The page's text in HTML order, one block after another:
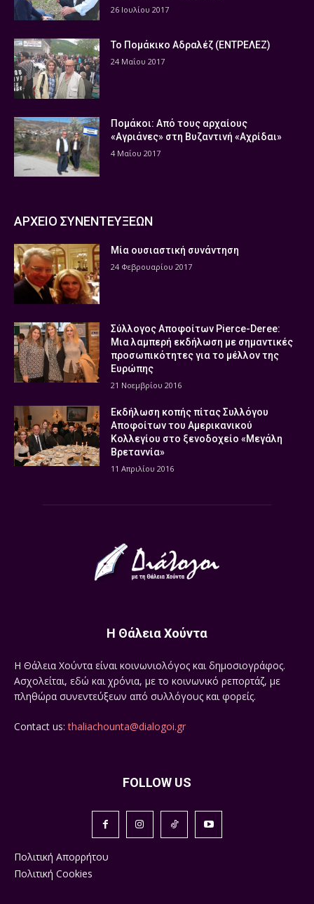
26 Ιουλίου 2017
Το Πομάκικο Αδραλέζ (ΕΝΤΡΕΛΕΖ)
24 Μαΐου 2017
Πομάκοι: Από τους αρχαίους
«Αγριάνες» στη Βυζαντινή «Αχρίδαι»
4 Μαΐου 2017
ΑΡΧΕΙΟ ΣΥΝΕΝΤΕΥΞΕΩΝ
Μία ουσιαστική συνάντηση
24 Φεβρουαρίου 2017
Σύλλογος Αποφοίτων Pierce-Deree:
Μια λαμπερή εκδήλωση με σημαντικές
προσωπικότητες για το μέλλον της
Ευρώπης
21 Νοεμβρίου 2016
Εκδήλωση κοπής πίτας Συλλόγου
Αποφοίτων του Αμερικανικού
Κολλεγίου στο ξενοδοχείο «Μεγάλη
Βρεταννία»
11 Απριλίου 2016
Η Θάλεια Χούντα
Η Θάλεια Χούντα είναι κοινωνιολόγος και δημοσιογράφος.
Ασχολείται, εδώ και χρόνια, με το κοινωνικό ρεπορτάζ, με
πληθώρα συνεντεύξεων από συλλόγους και φορείς.
Contact us:thaliachounta@dialogoi.gr
FOLLOW US
Πολιτική Απορρήτου
Πολιτική Cookies